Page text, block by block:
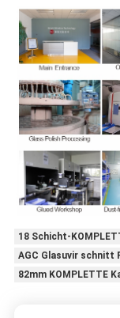
18 Schicht-
AGC Glasuvir schnitt
82mm KOMPLETTE